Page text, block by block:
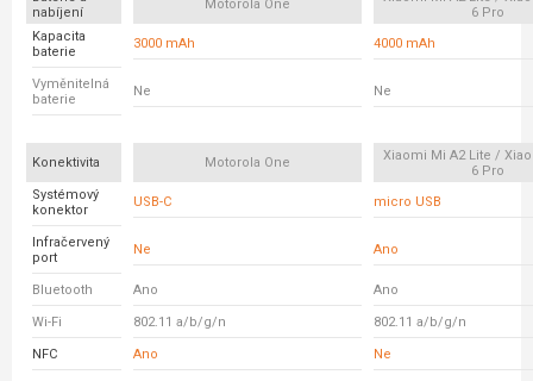
nabíjení
Motorola One
6 Pro
Kapacita
baterie
3000 mAh 4000 mAh
Vyměnitelná
baterie
Ne Ne
Konektivita Motorola One
Xiaomi Mi A2 Lite /
6 Pro
Systémový
konektor
USB-C micro USB
Infračervený
port
Ne Ano
Bluetooth Ano Ano
Wi-Fi 802.11 a/b/g/n 802.11 a/b/g/n
NFC Ano Ne